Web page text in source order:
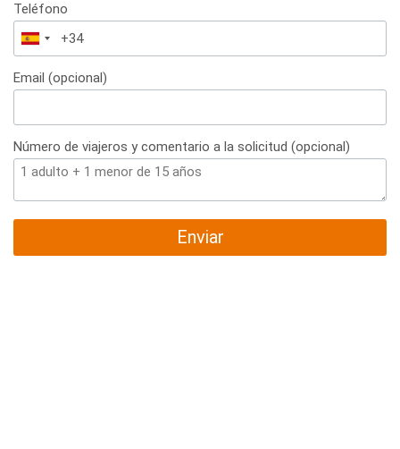
Teléfono
España
+34
Email (opcional)
Número de viajeros y comentario a la solicitud (opcional)
Enviar